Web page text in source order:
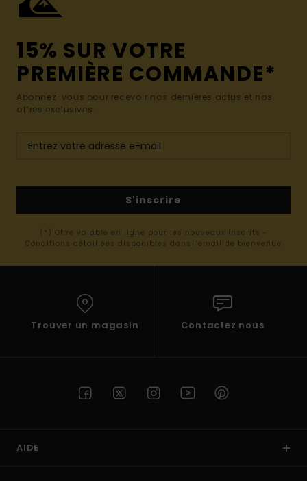
15% SUR VOTRE
PREMIÈRE COMMANDE*
Abonnez-vous pour recevoir nos dernières actus et nos
offres exclusives.
S'inscrire
(*) Offre valable en ligne pour les nouveaux inscrits -
Conditions détaillées disponibles dans l'email de bienvenue
Trouver un magasin Contactez nous
AIDE